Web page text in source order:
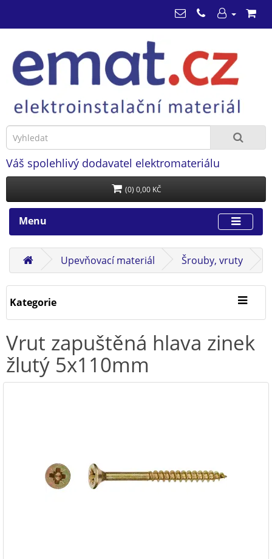
Váš spolehlivý dodavatel elektromateriálu
(0) 0,00 KČ
Menu
Upevňovací materiál Šrouby, vruty
Kategorie
Vrut zapuštěná hlava zinek
žlutý 5x110mm